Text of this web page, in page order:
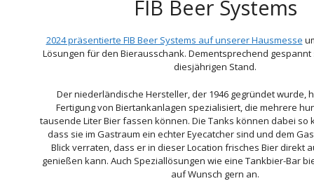
FIB Beer Systems
2024 präsentierte FIB Beer Systems auf unserer Hausmesse
Lösungen für den Bierausschank. Dementsprechend
diesjährigen Stand.
Der niederländische Hersteller, der 1946 gegründet wurde,
Fertigung von Biertankanlagen spezialisiert, die mehrere
tausende Liter Bier fassen können. Die Tanks können dabei so
dass sie im Gastraum ein echter Eyecatcher sind und dem
Blick verraten, dass er in dieser Location frisches Bier direkt
genießen kann. Auch Speziallösungen wie eine Tankbier-Bar
auf Wunsch gern an.